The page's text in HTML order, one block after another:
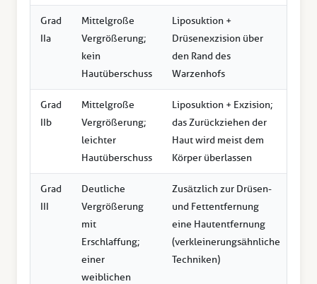
Grad
IIa
Mittelgroße
Vergrößerung;
kein
Hautüberschuss
Liposuktion +
Drüsenexzision über
den Rand des
Warzenhofs
Grad
IIb
Mittelgroße
Vergrößerung;
leichter
Hautüberschuss
Liposuktion + Exzision;
das Zurückziehen der
Haut wird meist dem
Körper überlassen
Grad
III
Deutliche
Vergrößerung
mit
Erschlaffung;
einer
weiblichen
Zusätzlich zur Drüsen-
und Fettentfernung
eine Hautentfernung
(verkleinerungsähnliche
Techniken)